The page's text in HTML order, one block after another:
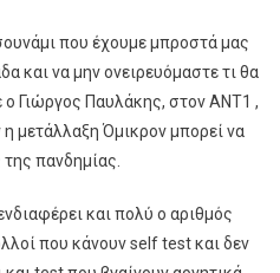
που έχουμε μπροστά μας
και να μην ονειρευόμαστε τι θα
ο Γιώργος Παυλάκης, στον ΑΝΤ1 ,
μετάλλαξη Όμικρον μπορεί να
πανδημίας.
και πολύ ο αριθμός
που κάνουν self test και δεν